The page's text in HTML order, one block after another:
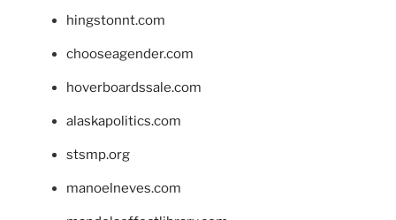
hingstonnt.com
chooseagender.com
hoverboardssale.com
alaskapolitics.com
stsmp.org
manoelneves.com